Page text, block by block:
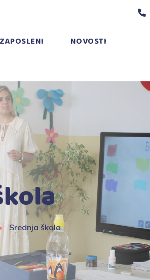
ZAPOSLENI
NOVOSTI
Srednja škola